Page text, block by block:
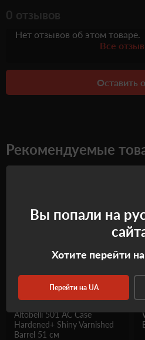
0 отзывов
Нет отзывов об этом товаре.
Все
Оставить
Рекомендуемые
Altobelli 501 AC Case
Hardened+ Shiny Varnished
Barrel 51 см
Вы попали на
Хотите перейти
Перейти на UA